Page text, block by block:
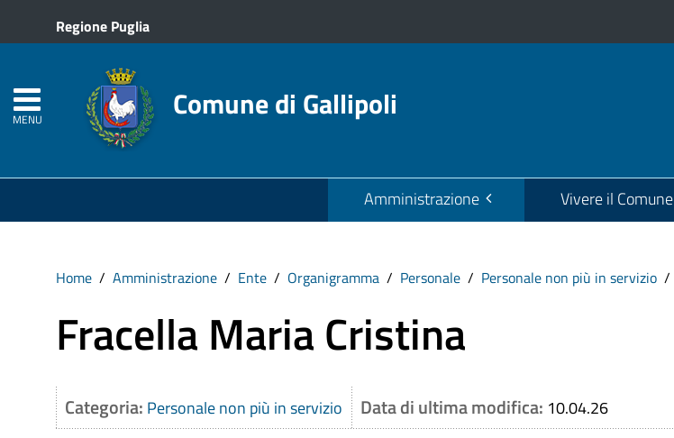
Regione Puglia
MENU Comune di Gallipoli
Amministrazione Vivere il Comune
Home Amministrazione Ente Organigramma Personale Personale non più in servizio
Fracella Maria Cristina
Categoria: Personale non più in servizio Data di ultima modifica: 10.04.26